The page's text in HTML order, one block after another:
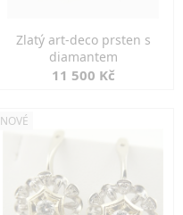
Zlatý art-deco prsten s
diamantem
11 500 Kč
NOVÉ